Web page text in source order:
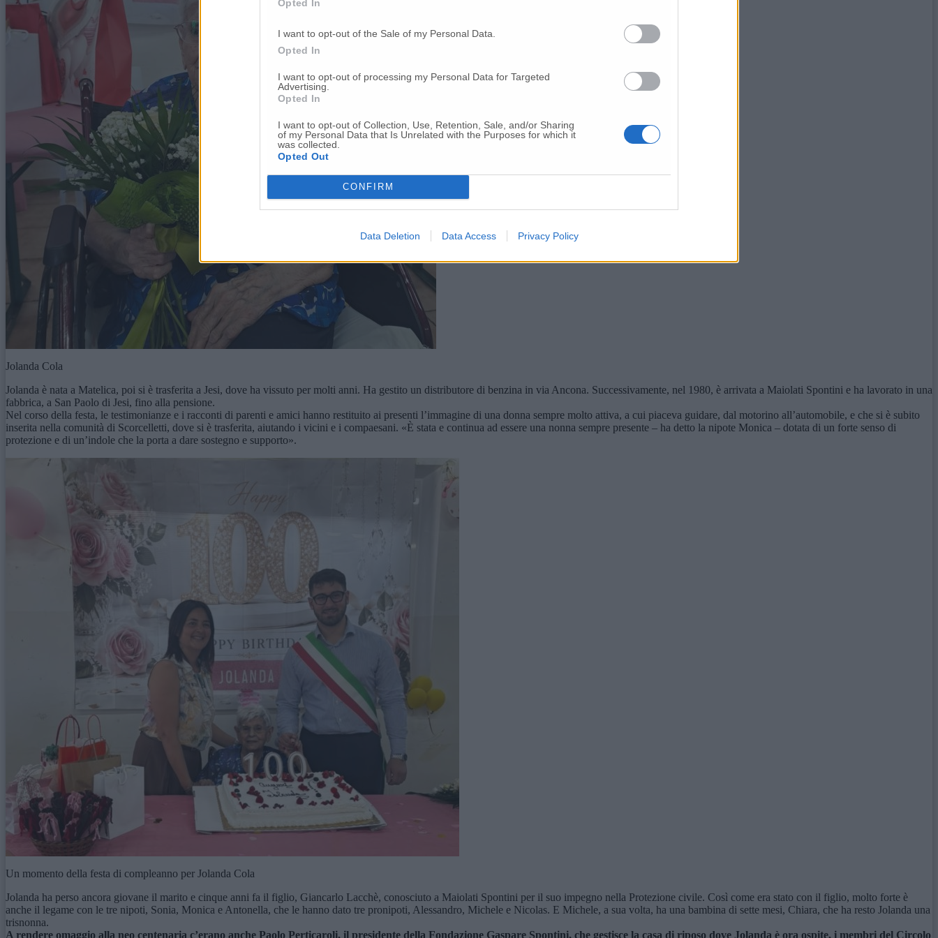
Opted In
I want to opt-out of the Sale of my Personal Data.
Opted In
I want to opt-out of processing my Personal Data for Targeted
Advertising.
Opted In
I want to opt-out of Collection, Use, Retention, Sale, and/or Sharing
of my Personal Data that Is Unrelated with the Purposes for which it
was collected.
Opted Out
CONFIRM
Data Deletion Data Access Privacy Policy
Jolanda Cola
Jolanda è nata a Matelica, poi si è trasferita a Jesi, dove ha vissuto per molti anni. Ha gestito un distributore di benzina in via Ancona. Successivamente, nel 1980, è arrivata a Maiolati Spontini e ha lavorato in una
fabbrica, a San Paolo di Jesi, fino alla pensione.
Nel corso della festa, le testimonianze e i racconti di parenti e amici hanno restituito ai presenti l’immagine di una donna sempre molto attiva, a cui piaceva guidare, dal motorino all’automobile, e che si è subito
inserita nella comunità di Scorcelletti, dove si è trasferita, aiutando i vicini e i compaesani. «È stata e continua ad essere una nonna sempre presente – ha detto la nipote Monica – dotata di un forte senso di
protezione e di un’indole che la porta a dare sostegno e supporto».
Un momento della festa di compleanno per Jolanda Cola
Jolanda ha perso ancora giovane il marito e cinque anni fa il figlio, Giancarlo Lacchè, conosciuto a Maiolati Spontini per il suo impegno nella Protezione civile. Così come era stato con il figlio, molto forte è
anche il legame con le tre nipoti, Sonia, Monica e Antonella, che le hanno dato tre pronipoti, Alessandro, Michele e Nicolas. E Michele, a sua volta, ha una bambina di sette mesi, Chiara, che ha resto Jolanda una
trisnonna.
A rendere omaggio alla neo centenaria c’erano anche Paolo Perticaroli, il presidente della Fondazione Gaspare Spontini, che gestisce la casa di riposo dove Jolanda è ora ospite, i membri del Circolo